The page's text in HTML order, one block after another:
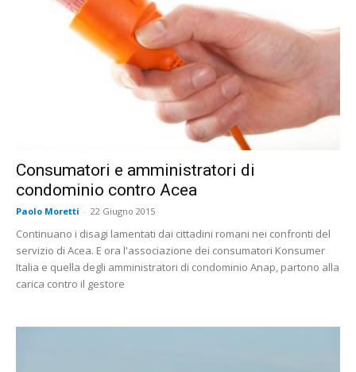
Consumatori e amministratori di
condominio contro Acea
Paolo Moretti - 22 Giugno 2015
Continuano i disagi lamentati dai cittadini romani nei confronti del
servizio di Acea. E ora l'associazione dei consumatori Konsumer
Italia e quella degli amministratori di condominio Anap, partono alla
carica contro il gestore